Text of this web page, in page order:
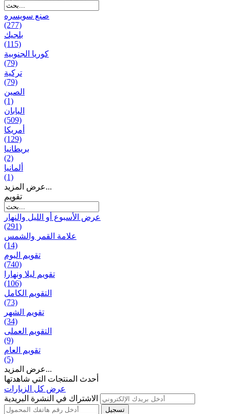
صنع سویسره
(277)
بلجيك
(115)
كوريا الجنوبية
(79)
تركية
(79)
الصين
(1)
اليابان
(509)
أمريكا
(129)
بریطانیا
(2)
ألمانيا
(1)
عرض المزيد...
تقويم
عرض الأسبوع أو الليل والنهار
(291)
علامة القمر والشمس
(14)
تقویم الیوم
(740)
تقويم ليلا ونهارا
(106)
التقويم الكامل
(73)
تقويم الشهر
(34)
التقويم العملی
(9)
تقويم العام
(5)
عرض المزيد...
أحدث المنتجات التي شاهدتها
عرض كل الزيارات
الاشتراك في النشرة البريدية